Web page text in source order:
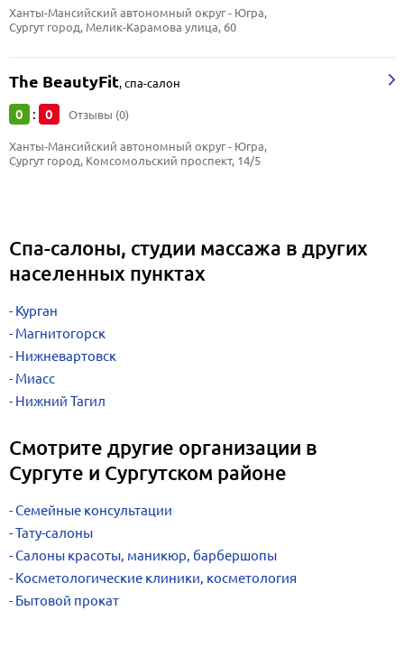
Ханты-Мансийский автономный округ - Югра,
Сургут город, Мелик-Карамова улица, 60
The BeautyFit,спа-салон
0 : 0 Отзывы (0)
Ханты-Мансийский автономный округ - Югра,
Сургут город, Комсомольский проспект, 14/5
Спа-салоны, студии массажа в других
населенных пунктах
Курган
Магнитогорск
Нижневартовск
Миасс
Нижний Тагил
Смотрите другие организации в
Сургуте и Сургутском районе
Семейные консультации
Тату-салоны
Салоны красоты, маникюр, барбершопы
Косметологические клиники, косметология
Бытовой прокат